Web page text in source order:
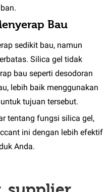
Bau
sedikit bau, namun
Silica gel tidak
bau seperti desodoran
lebih baik menggunakan
tujuan tersebut.
tentang fungsi silica gel,
ini dengan lebih efektif
Anda.